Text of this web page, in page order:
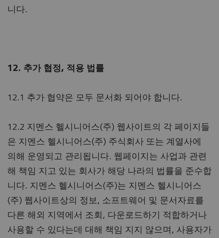
니다.
12. 추가 협정, 적용 법률
12.1 추가 협약은 모두 문서화 되어야 합니다.
12.2 지멘스 헬시니어스(주) 웹사이트의 각 페이지들
은 지멘스 헬시니어스(주) 주식회사 또는 계열사에
의해 운영되고 관리됩니다. 웹페이지는 사업과 관련
해 책임 지고 있는 회사가 해당 나라의 법률을 준수합
니다. 지멘스 헬시니어스(주)는 지멘스 헬시니어스
(주) 웹사이트상의 정보, 소프트웨어 및 문서자료를
다른 해외 지역에서 조회, 다운로드하기 적합하거나
사용할 수 있다는데 대해 책임 지지 않으며, 사용자가